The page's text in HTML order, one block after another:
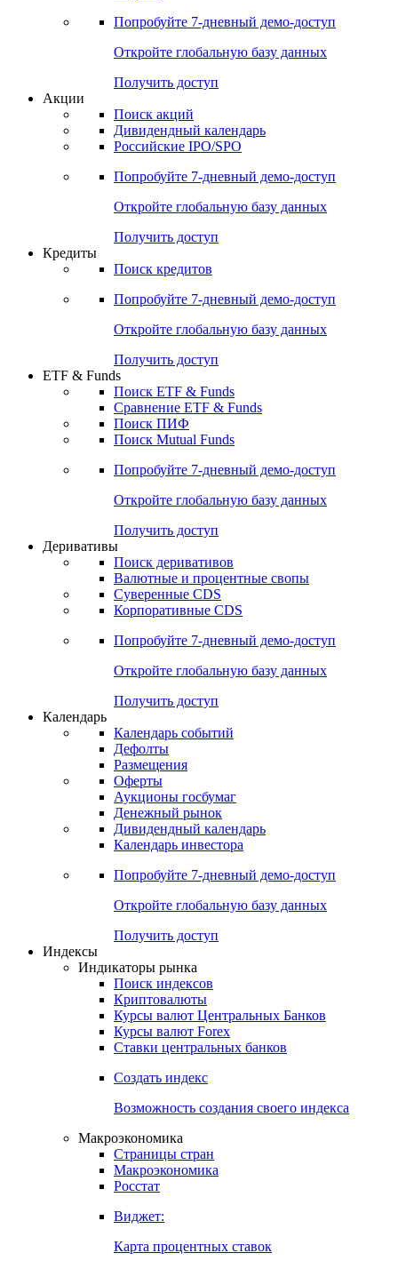
Попробуйте 7-дневный демо-доступ
Откройте глобальную базу данных
Получить доступ
Акции
Поиск акций
Дивидендный календарь
Российские IPO/SPO
Попробуйте 7-дневный демо-доступ
Откройте глобальную базу данных
Получить доступ
Кредиты
Поиск кредитов
Попробуйте 7-дневный демо-доступ
Откройте глобальную базу данных
Получить доступ
ETF & Funds
Поиск ETF & Funds
Сравнение ETF & Funds
Поиск ПИФ
Поиск Mutual Funds
Попробуйте 7-дневный демо-доступ
Откройте глобальную базу данных
Получить доступ
Деривативы
Поиск деривативов
Валютные и процентные свопы
Суверенные CDS
Корпоративные CDS
Попробуйте 7-дневный демо-доступ
Откройте глобальную базу данных
Получить доступ
Календарь
Календарь событий
Дефолты
Размещения
Оферты
Аукционы госбумаг
Денежный рынок
Дивидендный календарь
Календарь инвестора
Попробуйте 7-дневный демо-доступ
Откройте глобальную базу данных
Получить доступ
Индексы
Индикаторы рынка
Поиск индексов
Криптовалюты
Курсы валют Центральных Банков
Курсы валют Forex
Ставки центральных банков
Создать индекс
Возможность создания своего индекса
Макроэкономика
Страницы стран
Макроэкономика
Росстат
Виджет:
Карта процентных ставок